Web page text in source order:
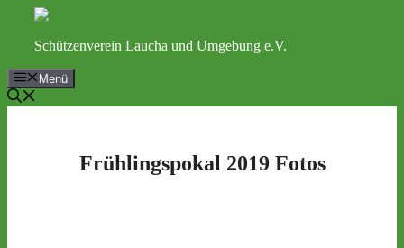
springenSchützenverein Laucha und Umgebung e.V.
Menü
Frühlingspokal 2019 Fotos